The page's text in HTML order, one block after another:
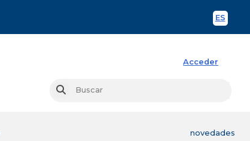
ES
Acceder
Buscar
novedades